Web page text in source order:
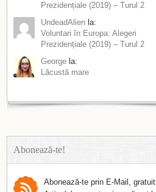
Prezidențiale (2019) – Turul 2
UndeadAlien la:
Voluntari în Europa: Alegeri
Prezidențiale (2019) – Turul 2
George la:
Lăcustă mare
Abonează-te!
Abonează-te prin E-Mail,